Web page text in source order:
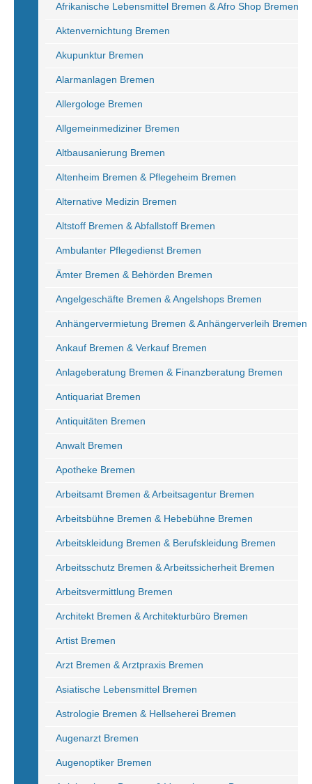
Afrikanische Lebensmittel Bremen & Afro Shop Bremen
Aktenvernichtung Bremen
Akupunktur Bremen
Alarmanlagen Bremen
Allergologe Bremen
Allgemeinmediziner Bremen
Altbausanierung Bremen
Altenheim Bremen & Pflegeheim Bremen
Alternative Medizin Bremen
Altstoff Bremen & Abfallstoff Bremen
Ambulanter Pflegedienst Bremen
Ämter Bremen & Behörden Bremen
Angelgeschäfte Bremen & Angelshops Bremen
Anhängervermietung Bremen & Anhängerverleih Bremen
Ankauf Bremen & Verkauf Bremen
Anlageberatung Bremen & Finanzberatung Bremen
Antiquariat Bremen
Antiquitäten Bremen
Anwalt Bremen
Apotheke Bremen
Arbeitsamt Bremen & Arbeitsagentur Bremen
Arbeitsbühne Bremen & Hebebühne Bremen
Arbeitskleidung Bremen & Berufskleidung Bremen
Arbeitsschutz Bremen & Arbeitssicherheit Bremen
Arbeitsvermittlung Bremen
Architekt Bremen & Architekturbüro Bremen
Artist Bremen
Arzt Bremen & Arztpraxis Bremen
Asiatische Lebensmittel Bremen
Astrologie Bremen & Hellseherei Bremen
Augenarzt Bremen
Augenoptiker Bremen